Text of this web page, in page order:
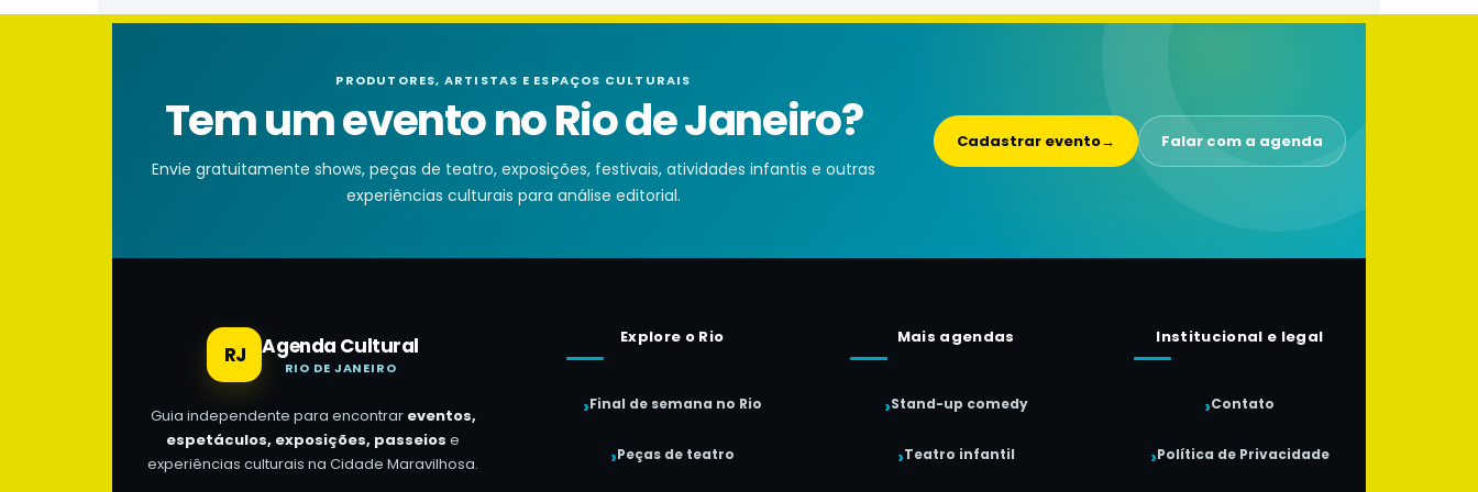
PRODUTORES, ARTISTAS E ESPAÇOS CULTURAIS
Tem um evento no Rio de Janeiro?
Envie gratuitamente shows, peças de teatro, exposições, festivais, atividades infantis e outras
experiências culturais para análise editorial.
Cadastrar evento→ Falar com a agenda
RJ Agenda Cultural
RIO DE JANEIRO
Guia independente para encontrar eventos,
espetáculos, exposições, passeios e
experiências culturais na Cidade Maravilhosa.
Explore o Rio
Final de semana no Rio
Peças de teatro
Mais agendas
Stand-up comedy
Teatro infantil
Institucional e legal
Contato
Política de Privacidade